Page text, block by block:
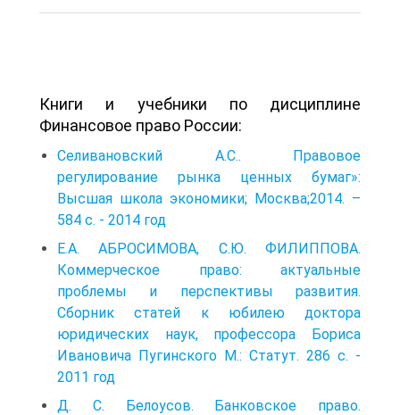
Книги и учебники по дисциплине
Финансовое право России:
Селивановский А.С.. Правовое
регулирование рынка ценных бумаг»:
Высшая школа экономики; Москва;2014. –
584 с. - 2014 год
Е.А. АБРОСИМОВА, С.Ю. ФИЛИППОВА.
Коммерческое право: актуальные
проблемы и перспективы развития.
Сборник статей к юбилею доктора
юридических наук, профессора Бориса
Ивановича Пугинского М.: Статут. 286 с. -
2011 год
Д. С. Белоусов. Банковское право.